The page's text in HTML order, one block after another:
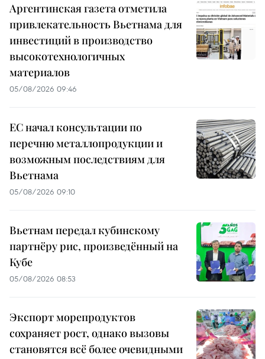
Аргентинская газета отметила
привлекательность Вьетнама для
инвестиций в производство
высокотехнологичных
материалов
05/08/2026 09:46
ЕС начал консультации по
перечню металлопродукции и
возможным последствиям для
Вьетнама
05/08/2026 09:10
Вьетнам передал кубинскому
партнёру рис, произведённый на
Кубе
05/08/2026 08:53
Экспорт морепродуктов
сохраняет рост, однако вызовы
становятся всё более очевидными